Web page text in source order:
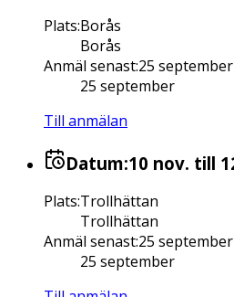
Plats:Borås
Borås
Anmäl senast:25 september
25 september
Till anmälan
Datum:10 nov. till
Plats:Trollhättan
Trollhättan
Anmäl senast:25 september
25 september